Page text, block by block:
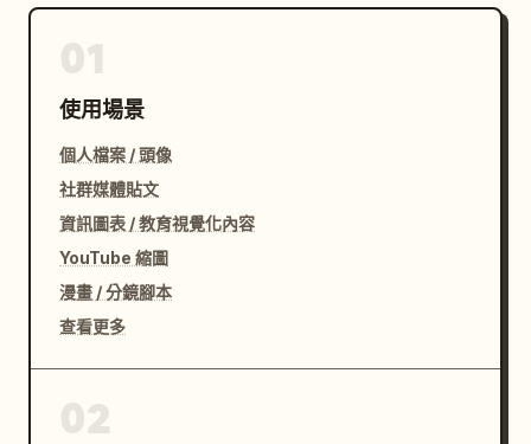
不同照片里，不能一直都是两人互看
要出现看镜头、看彼此、看道具、低头沉静、错开眼神等不
要出现全身、七分身、半身、近景特写
要出现平视、略低机位、略高机位
动作要克制、优雅、有礼，不要低俗亲密，不要现代偶像剧
画面与输出要求
每张单独成片，3:4 竖构图，高清，电影感，高级婚纱样
使用場景
個人檔案 / 頭像
社群媒體貼文
資訊圖表 / 教育視覺化內容
YouTube 縮圖
漫畫 / 分鏡腳本
查看更多